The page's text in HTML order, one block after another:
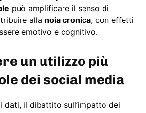
può amplificare il senso di
alla noia cronica, con effetti
emotivo e cognitivo.
un utilizzo più
dei social media
dati, il dibattito sull’impatto dei